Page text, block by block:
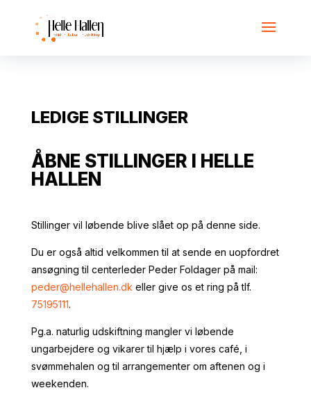
LEDIGE STILLINGER
ÅBNE STILLINGER I HELLE
HALLEN
Stillinger vil løbende blive slået op på denne side.
Du er også altid velkommen til at sende en uopfordret
ansøgning til centerleder Peder Foldager på mail:
peder@hellehallen.dk eller give os et ring på tlf.
75195111.
Pg.a. naturlig udskiftning mangler vi løbende
ungarbejdere og vikarer til hjælp i vores café, i
svømmehalen og til arrangementer om aftenen og i
weekenden.